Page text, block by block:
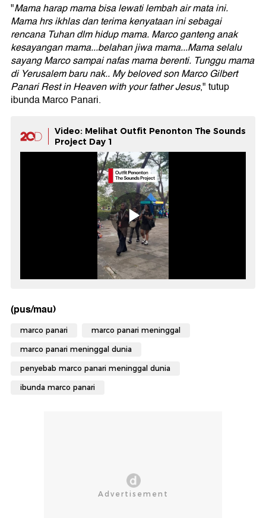
"Mama harap mama bisa lewati lembah air mata ini.
Mama hrs ikhlas dan terima kenyataan ini sebagai
rencana Tuhan dlm hidup mama. Marco ganteng anak
kesayangan mama...belahan jiwa mama...Mama selalu
sayang Marco sampai nafas mama berenti. Tunggu mama
di Yerusalem baru nak.. My beloved son Marco Gilbert
Panari Rest in Heaven with your father Jesus," tutup
ibunda Marco Panari.
Video: Melihat Outfit Penonton The Sounds
Project Day 1
(pus/mau)
marco panari marco panari meninggal
marco panari meninggal dunia
penyebab marco panari meninggal dunia
ibunda marco panari